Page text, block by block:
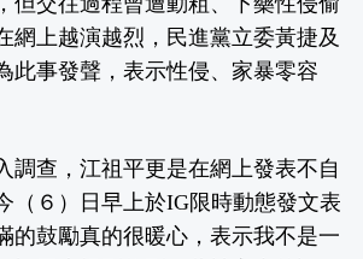
網上越演越烈，民進黨立委黃捷及
此事發聲，表示性侵、家暴零容
調查，江祖平更是在網上發表不自
（６）日早上於IG限時動態發文表
的鼓勵真的很暖心，表示我不是一